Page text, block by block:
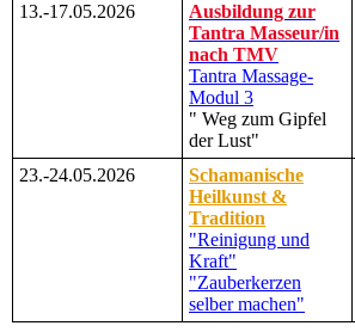
13.-17.05.2026
Ausbildung zur
Tantra Masseur/in
nach TMV
Tantra Massage-
Modul 3
" Weg zum Gipfel
der Lust"
23.-24.05.2026
Schamanische
Heilkunst &
Tradition
"Reinigung und
Kraft"
"Zauberkerzen
selber machen"